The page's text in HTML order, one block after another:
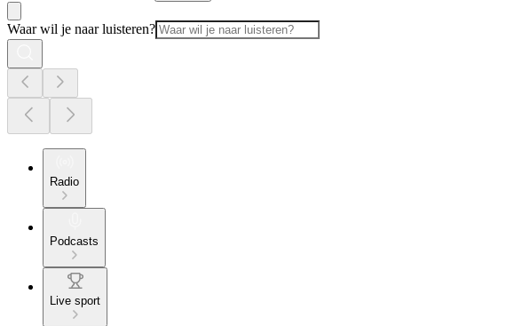
Waar wil je naar luisteren?
Radio
Podcasts
Live sport